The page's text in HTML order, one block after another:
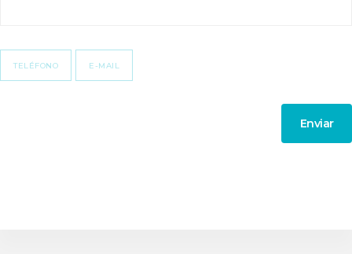
TELÉFONO E-MAIL
Enviar